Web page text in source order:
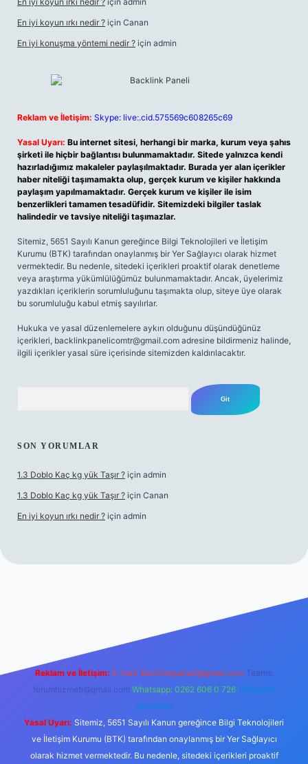
En iyi koyun ırkı nedir ? için Canan
En iyi konuşma yöntemi nedir ? için admin
Reklam ve İletişim: Skype: live:.cid.575569c608265c69
Yasal Uyarı: Bu internet sitesi, herhangi bir marka, kurum veya şahıs
şirketi ile hiçbir bağlantısı bulunmamaktadır. Sitede yalnızca kendi
hazırladığımız makaleler paylaşılmaktadır. Burada yer alan içerikler
haber niteliği taşımamakta olup, gerçek kurum ve kişiler hakkında
paylaşım yapılmamaktadır. Gerçek kurum ve kişiler ile isim
benzerlikleri tamamen tesadüfidir. Sitemizdeki bilgiler taslak
halindedir ve tavsiye niteliği taşımazlar.
Sitemiz, 5651 Sayılı Kanun gereğince Bilgi Teknolojileri ve İletişim
Kurumu (BTK) tarafından onaylanmış bir Yer Sağlayıcı olarak hizmet
vermektedir. Bu nedenle, sitedeki içerikleri proaktif olarak denetleme
veya araştırma yükümlülüğümüz bulunmamaktadır. Ancak, üyelerimiz
yazdıkları içeriklerin sorumluluğunu taşımakta olup, siteye üye olarak
bu sorumluluğu kabul etmiş sayılırlar.
Hukuka ve yasal düzenlemelere aykırı olduğunu düşündüğünüz
içerikleri, backlinkpanelicomtr@gmail.com adresine bildirmeniz halinde,
ilgili içerikler yasal süre içerisinde sitemizden kaldırılacaktır.
SON YORUMLAR
1.3 Doblo Kaç kg yük Taşır ? için admin
1.3 Doblo Kaç kg yük Taşır ? için Canan
En iyi koyun ırkı nedir ? için admin
Reklam ve İletişim: E-mail: backlinkpaneli@gmail.com Teams:
forumhizmeti@gmail.com Whatsapp: 0262 606 0 726 Telegram:
@karabul
Yasal Uyarı: Sitemiz, 5651 Sayılı Kanun gereğince Bilgi Teknolojileri
ve İletişim Kurumu (BTK) tarafından onaylanmış bir Yer Sağlayıcı
olarak hizmet vermektedir. Bu nedenle, sitedeki içerikleri proaktif